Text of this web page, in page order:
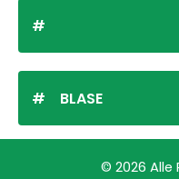
BLASE
© 2026